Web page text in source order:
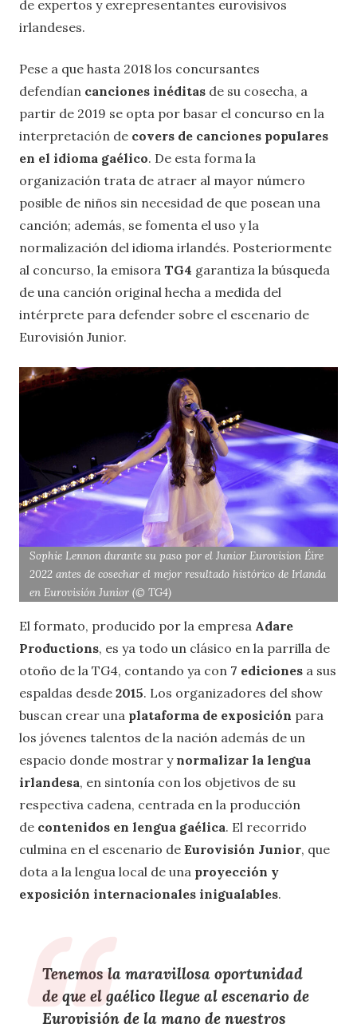
de expertos y exrepresentantes eurovisivos
irlandeses.
Pese a que hasta 2018 los concursantes
defendían canciones inéditas de su cosecha, a
partir de 2019 se opta por basar el concurso en la
interpretación de covers de canciones populares
en el idioma gaélico. De esta forma la
organización trata de atraer al mayor número
posible de niños sin necesidad de que posean una
canción; además, se fomenta el uso y la
normalización del idioma irlandés. Posteriormente
al concurso, la emisora TG4 garantiza la búsqueda
de una canción original hecha a medida del
intérprete para defender sobre el escenario de
Eurovisión Junior.
Sophie Lennon durante su paso por el Junior Eurovision Éire
2022 antes de cosechar el mejor resultado histórico de Irlanda
en Eurovisión Junior (© TG4)
El formato, producido por la empresa Adare
Productions, es ya todo un clásico en la parrilla de
otoño de la TG4, contando ya con 7 ediciones a sus
espaldas desde 2015. Los organizadores del show
buscan crear una plataforma de exposición para
los jóvenes talentos de la nación además de un
espacio donde mostrar y normalizar la lengua
irlandesa, en sintonía con los objetivos de su
respectiva cadena, centrada en la producción
de contenidos en lengua gaélica. El recorrido
culmina en el escenario de Eurovisión Junior, que
dota a la lengua local de una proyección y
exposición internacionales inigualables.
Tenemos la maravillosa oportunidad
de que el gaélico llegue al escenario de
Eurovisión de la mano de nuestros